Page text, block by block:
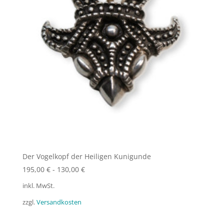
Der Vogelkopf der Heiligen Kunigunde
195,00 €- 130,00 €
inkl. MwSt.
zzgl.Versandkosten